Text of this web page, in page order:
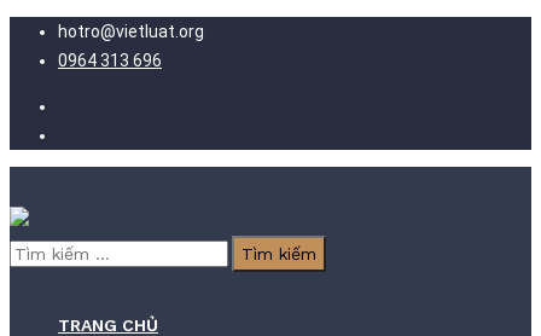
hotro@vietluat.org
0964 313 696
Tìm
TRANG CHỦ